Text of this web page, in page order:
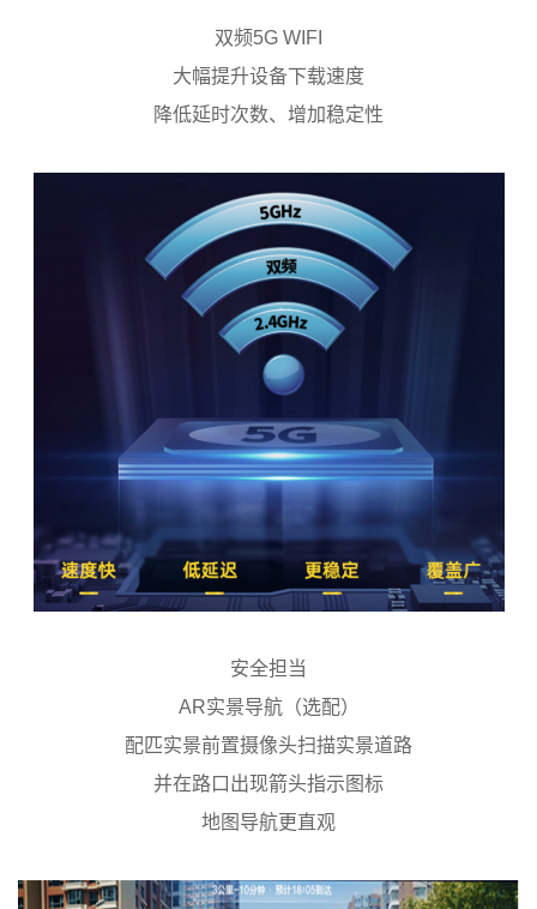
双频5G WIFI
大幅提升设备下载速度
降低延时次数、增加稳定性
安全担当
AR实景导航（选配）
配匹实景前置摄像头扫描实景道路
并在路口出现箭头指示图标
地图导航更直观